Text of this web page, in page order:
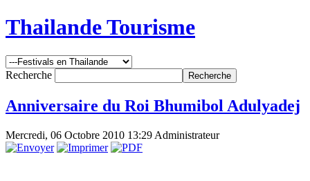
Thailande Tourisme
Recherche
Anniversaire du Roi Bhumibol Adulyadej
Mercredi, 06 Octobre 2010 13:29 Administrateur